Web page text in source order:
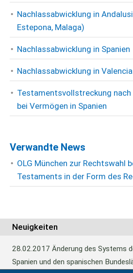
Nachlassabwicklung in
Estepona, Malaga)
Nachlassabwicklung in Spanien
Nachlassabwicklung in Valencia
Testamentsvollstreckung
bei Vermögen in Spanien
Verwandte News
OLG München zur Rechtswahl
Testaments in der Form des
Neuigkeiten
28.02.2017 Änderung des Systems
Spanien und den spanischen